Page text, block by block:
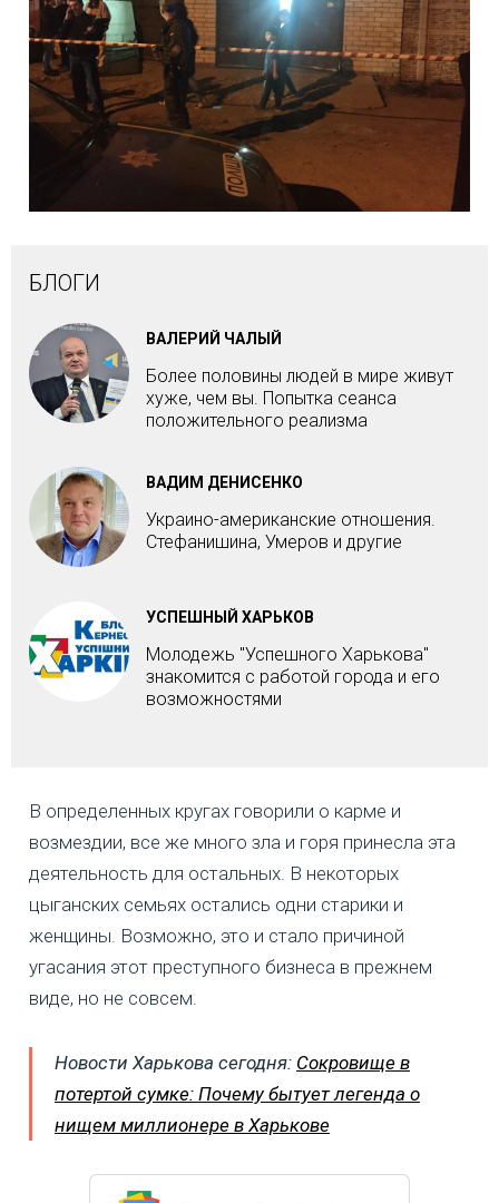
БЛОГИ
ВАЛЕРИЙ ЧАЛЫЙ
Более половины людей в мире живут
хуже, чем вы. Попытка сеанса
положительного реализма
ВАДИМ ДЕНИСЕНКО
Украино-американские отношения.
Стефанишина, Умеров и другие
УСПЕШНЫЙ ХАРЬКОВ
Молодежь "Успешного Харькова"
знакомится с работой города и его
возможностями
В определенных кругах говорили о карме и
возмездии, все же много зла и горя принесла эта
деятельность для остальных. В некоторых
цыганских семьях остались одни старики и
женщины. Возможно, это и стало причиной
угасания этот преступного бизнеса в прежнем
виде, но не совсем.
Новости Харькова сегодня: Сокровище в
потертой сумке: Почему бытует легенда о
нищем миллионере в Харькове